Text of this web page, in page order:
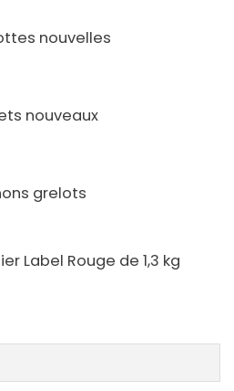
nouvelles
nouveaux
grelots
Label Rouge de 1,3 kg